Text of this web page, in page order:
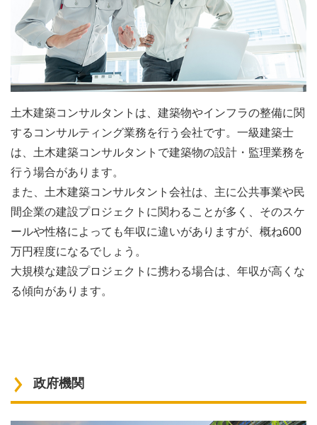
土木建築コンサルタントは、建築物やインフラの整備に関
するコンサルティング業務を行う会社です。一級建築士
は、土木建築コンサルタントで建築物の設計・監理業務を
行う場合があります。
また、土木建築コンサルタント会社は、主に公共事業や民
間企業の建設プロジェクトに関わることが多く、そのスケ
ールや性格によっても年収に違いがありますが、概ね600
万円程度になるでしょう。
大規模な建設プロジェクトに携わる場合は、年収が高くな
る傾向があります。
政府機関